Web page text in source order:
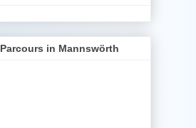
Parcours in Mannswörth